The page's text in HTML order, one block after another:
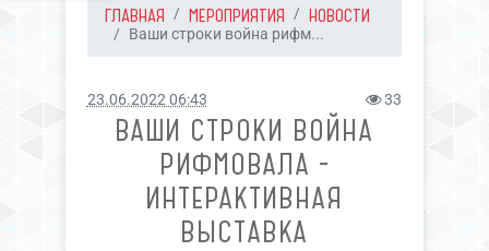
ГЛАВНАЯ МЕРОПРИЯТИЯ НОВОСТИ
Ваши строки война рифм...
23.06.2022 06:43 33
ВАШИ СТРОКИ ВОЙНА
РИФМОВАЛА -
ИНТЕРАКТИВНАЯ
ВЫСТАВКА